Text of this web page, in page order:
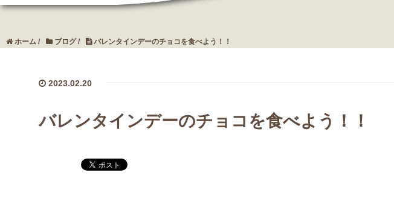
ホーム / ブログ/ バレンタインデーのチョコを食べよう！！
2023.02.20
バレンタインデーのチョコを食べよう！！